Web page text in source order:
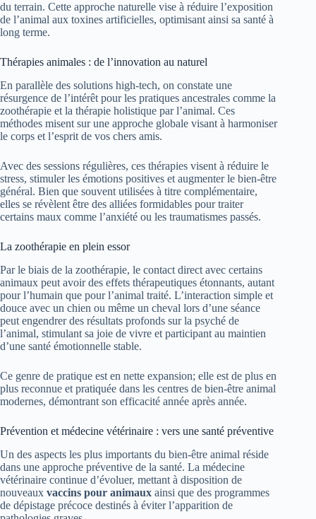
du terrain. Cette approche naturelle vise à réduire l’exposition
de l’animal aux toxines artificielles, optimisant ainsi sa santé à
long terme.
Thérapies animales : de l’innovation au naturel
En parallèle des solutions high-tech, on constate une
résurgence de l’intérêt pour les pratiques ancestrales comme la
zoothérapie et la thérapie holistique par l’animal. Ces
méthodes misent sur une approche globale visant à harmoniser
le corps et l’esprit de vos chers amis.
Avec des sessions régulières, ces thérapies visent à réduire le
stress, stimuler les émotions positives et augmenter le bien-être
général. Bien que souvent utilisées à titre complémentaire,
elles se révèlent être des alliées formidables pour traiter
certains maux comme l’anxiété ou les traumatismes passés.
La zoothérapie en plein essor
Par le biais de la zoothérapie, le contact direct avec certains
animaux peut avoir des effets thérapeutiques étonnants, autant
pour l’humain que pour l’animal traité. L’interaction simple et
douce avec un chien ou même un cheval lors d’une séance
peut engendrer des résultats profonds sur la psyché de
l’animal, stimulant sa joie de vivre et participant au maintien
d’une santé émotionnelle stable.
Ce genre de pratique est en nette expansion; elle est de plus en
plus reconnue et pratiquée dans les centres de bien-être animal
modernes, démontrant son efficacité année après année.
Prévention et médecine vétérinaire : vers une santé préventive
Un des aspects les plus importants du bien-être animal réside
dans une approche préventive de la santé. La médecine
vétérinaire continue d’évoluer, mettant à disposition de
nouveaux vaccins pour animaux ainsi que des programmes
de dépistage précoce destinés à éviter l’apparition de